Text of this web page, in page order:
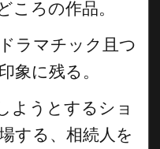
ころの作品。
ラマチック且つ
象に残る。
ようとするショ
する、相続人を